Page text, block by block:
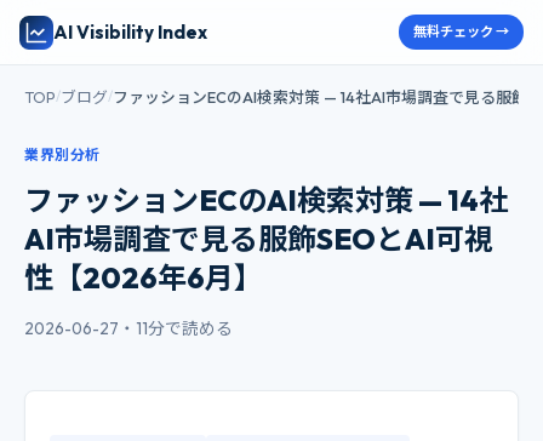
AI Visibility Index 無料チェック →
TOP/ブログ/ファッションECのAI検索対策 — 14社AI市場調査で見る服飾
業界別分析
ファッションECのAI検索対策 — 14社
AI市場調査で見る服飾SEOとAI可視
性【2026年6月】
2026-06-27 ・ 11分で読める